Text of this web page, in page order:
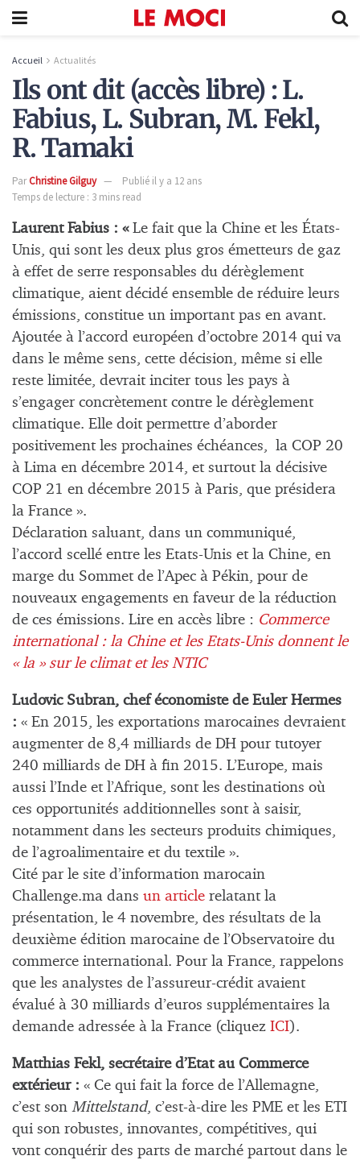
Accueil Actualités
Ils ont dit (accès libre) : L.
Fabius, L. Subran, M. Fekl,
R. Tamaki
ParChristine Gilguy
Publié il y a 12 ans
Temps de lecture : 3 mins read
Laurent Fabius : « Le fait que la Chine et les États-
Unis, qui sont les deux plus gros émetteurs de gaz
à effet de serre responsables du dérèglement
climatique, aient décidé ensemble de réduire leurs
émissions, constitue un important pas en avant.
Ajoutée à l’accord européen d’octobre 2014 qui va
dans le même sens, cette décision, même si elle
reste limitée, devrait inciter tous les pays à
s’engager concrètement contre le dérèglement
climatique. Elle doit permettre d’aborder
positivement les prochaines échéances, la COP 20
à Lima en décembre 2014, et surtout la décisive
COP 21 en décembre 2015 à Paris, que présidera
la France ».
Déclaration saluant, dans un communiqué,
l’accord scellé entre les Etats-Unis et la Chine, en
marge du Sommet de l’Apec à Pékin, pour de
nouveaux engagements en faveur de la réduction
de ces émissions. Lire en accès libre : Commerce
international : la Chine et les Etats-Unis donnent le
« la » sur le climat et les NTIC
Ludovic Subran, chef économiste de Euler Hermes
: « En 2015, les exportations marocaines devraient
augmenter de 8,4 milliards de DH pour tutoyer
240 milliards de DH à fin 2015. L’Europe, mais
aussi l’Inde et l’Afrique, sont les destinations où
ces opportunités additionnelles sont à saisir,
notamment dans les secteurs produits chimiques,
de l’agroalimentaire et du textile ».
Cité par le site d’information marocain
Challenge.ma dans un article relatant la
présentation, le 4 novembre, des résultats de la
deuxième édition marocaine de l’Observatoire du
commerce international. Pour la France, rappelons
que les analystes de l’assureur-crédit avaient
évalué à 30 milliards d’euros supplémentaires la
demande adressée à la France (cliquez ICI).
Matthias Fekl, secrétaire d’Etat au Commerce
extérieur : « Ce qui fait la force de l’Allemagne,
c’est son Mittelstand, c’est-à-dire les PME et les ETI
qui son robustes, innovantes, compétitives, qui
vont conquérir des parts de marché partout dans le